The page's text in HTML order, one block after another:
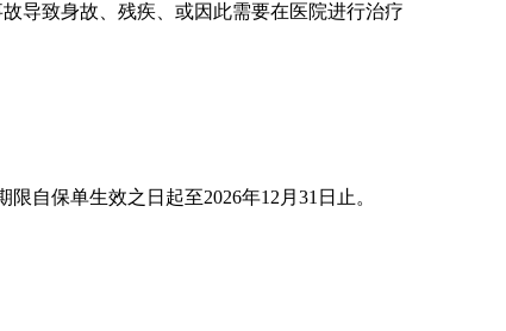
导致身故、残疾、或因此需要在医院进行治疗
限自保单生效之日起至2026年12 月 31 日止。